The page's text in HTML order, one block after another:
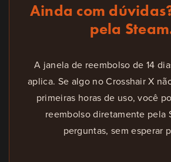
Ainda com
pela
A janela de reembolso de 14
aplica. Se algo no Crosshair X
primeiras horas de uso, você
reembolso diretamente pela
perguntas, sem esperar